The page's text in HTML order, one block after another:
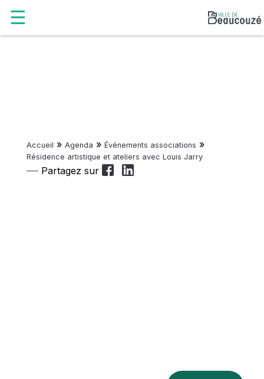
Accueil » Agenda » Événements associations »
Résidence artistique et ateliers avec Louis Jarry
Partagez sur